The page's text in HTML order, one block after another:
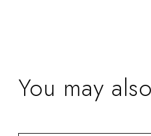
You may